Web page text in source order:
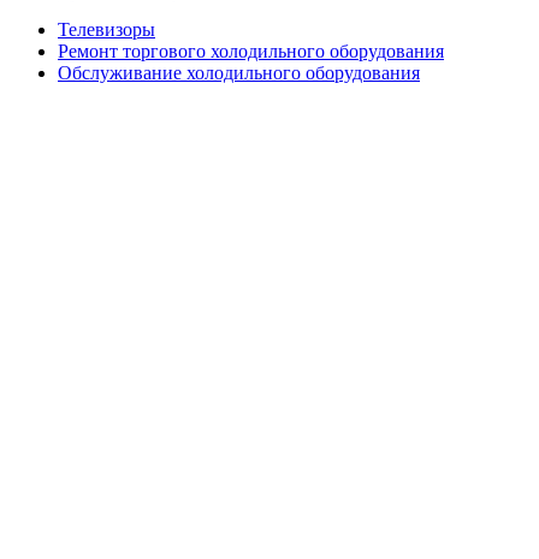
Телевизоры
Ремонт торгового холодильного оборудования
Обслуживание холодильного оборудования